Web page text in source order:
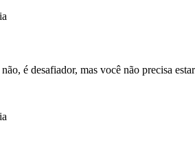
é desafiador, mas você não precisa